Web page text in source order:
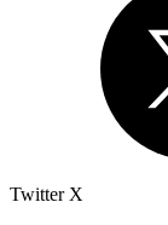
Twitter X